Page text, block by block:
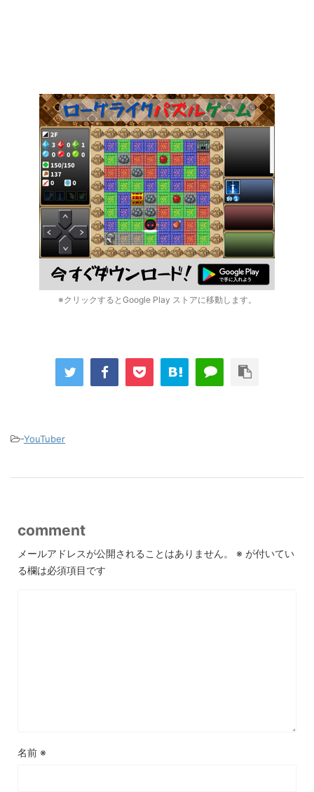
※クリックするとGoogle Play ストアに移動します。
-YouTuber
comment
メールアドレスが公開されることはありません。 ※ が付いてい
る欄は必須項目です
名前 ※